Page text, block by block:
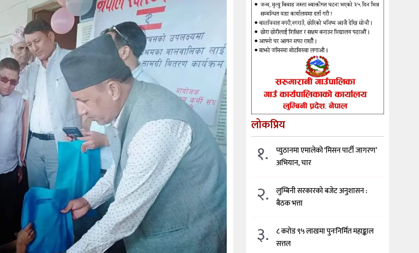
लोकप्रिय
१.
प्युठानमा एमालेको ‘मिसन पार्टी जागरण’
अभियान, चार
२.
लुम्बिनी सरकारको बजेट अनुशासन :
बैठक भत्ता
३.
८ करोड ९५ लाखमा पुनःनिर्मित महाङ्काल
सत्तल